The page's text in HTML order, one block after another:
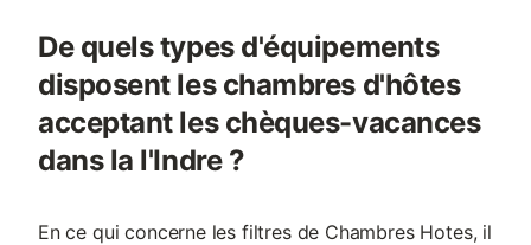
De quels types d'équipements
disposent les chambres d'hôtes
acceptant les chèques-vacances
dans la l'Indre ?
En ce qui concerne les filtres de Chambres Hotes, il